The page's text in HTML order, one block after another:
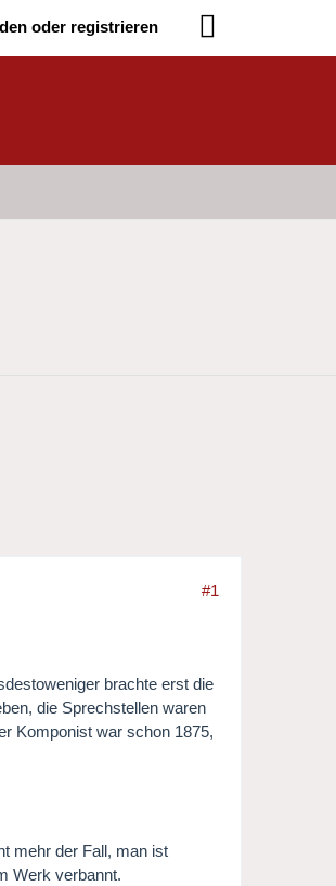
oder registrieren
#1
brachte erst die
die Sprechstellen waren
Komponist war schon 1875,
mehr der Fall, man ist
Werk verbannt.